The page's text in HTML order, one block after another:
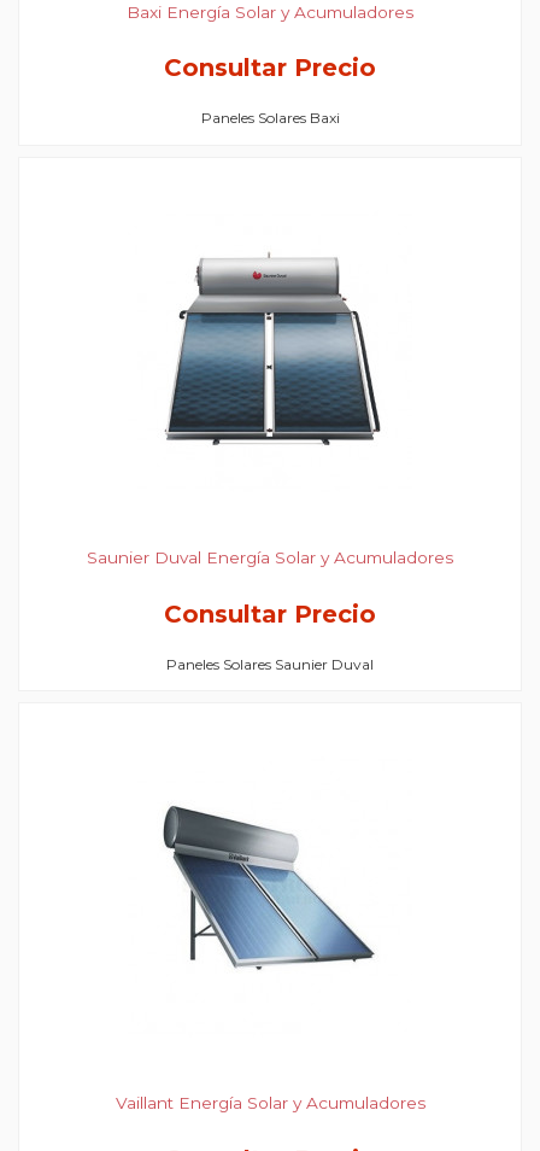
Baxi Energía Solar y Acumuladores
Consultar Precio
Paneles Solares Baxi
Saunier Duval Energía Solar y Acumuladores
Consultar Precio
Paneles Solares Saunier Duval
Vaillant Energía Solar y Acumuladores